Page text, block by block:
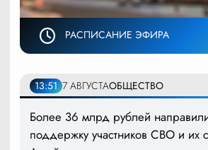
РАСПИСАНИЕ ЭФИРА
13:51 7 АВГУСТАОБЩЕСТВО
Более 36 млрд рублей
поддержку участников СВО и их